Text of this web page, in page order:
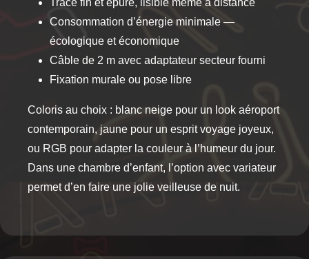
Tracé fin et épuré, lisible même à distance
Consommation d’énergie minimale —
écologique et économique
Câble de 2 m avec adaptateur secteur fourni
Fixation murale ou pose libre
Coloris au choix : blanc neige pour un look aéroport
contemporain, jaune pour un esprit voyage joyeux,
ou RGB pour adapter la couleur à l’humeur du jour.
Dans une chambre d’enfant, l’option avec variateur
permet d’en faire une jolie veilleuse de nuit.